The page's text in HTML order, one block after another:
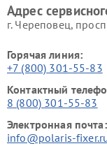
Адрес
г. Череповец,
Горячая линия:
+7 (800) 301-55-83
Контактный
8 (800) 301-55-83
Электронная почта:
info@polaris-